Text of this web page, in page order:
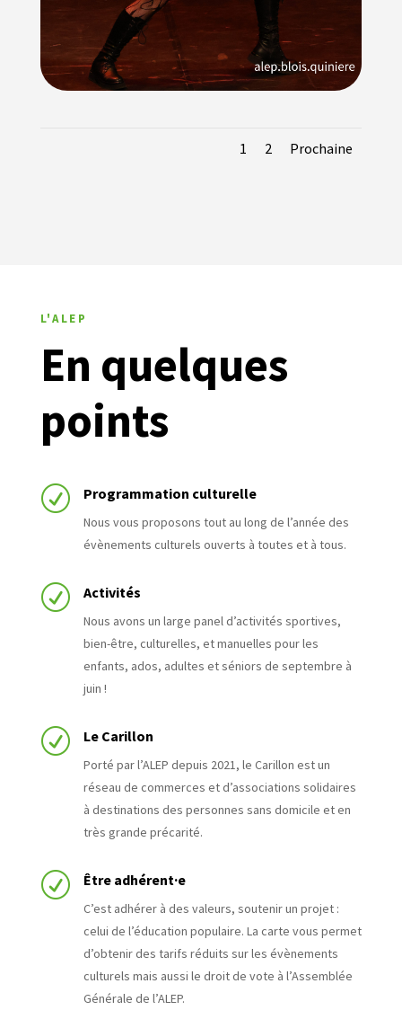
1 2 Prochaine
L'ALEP
En quelques
points
R Programmation culturelle
Nous vous proposons tout au long de l’année des
évènements culturels ouverts à toutes et à tous.
R Activités
Nous avons un large panel d’activités sportives,
bien-être, culturelles, et manuelles pour les
enfants, ados, adultes et séniors de septembre à
juin !
R Le Carillon
Porté par l’ALEP depuis 2021, le Carillon est un
réseau de commerces et d’associations solidaires
à destinations des personnes sans domicile et en
très grande précarité.
R Être adhérent·e
C’est adhérer à des valeurs, soutenir un projet :
celui de l’éducation populaire. La carte vous permet
d’obtenir des tarifs réduits sur les évènements
culturels mais aussi le droit de vote à l’Assemblée
Générale de l’ALEP.